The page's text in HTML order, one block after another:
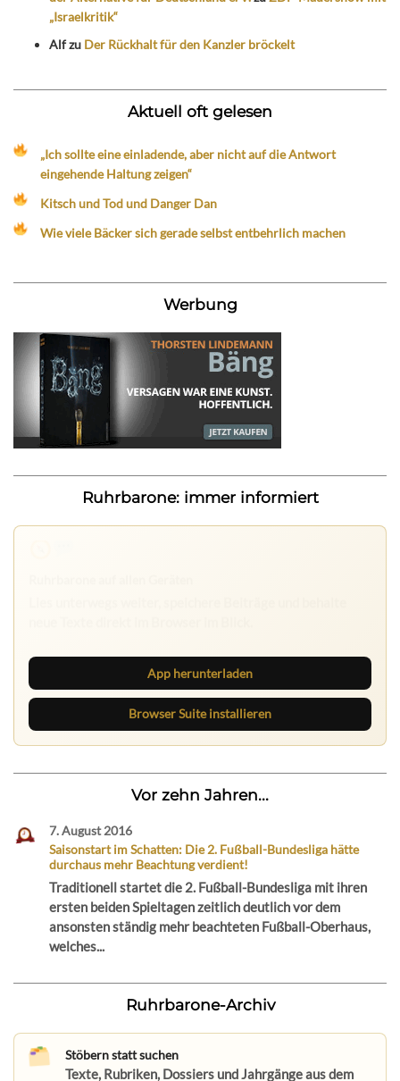
„Israelkritik“
Alfzu Der Rückhalt für den Kanzler bröckelt
Aktuell oft gelesen
„Ich sollte eine einladende, aber nicht auf die Antwort
eingehende Haltung zeigen“
Kitsch und Tod und Danger Dan
Wie viele Bäcker sich gerade selbst entbehrlich machen
Werbung
Ruhrbarone: immer informiert
App herunterladen
Browser Suite installieren
Vor zehn Jahren...
7. August 2016
Saisonstart im Schatten: Die 2. Fußball-Bundesliga hätte
durchaus mehr Beachtung verdient!
Traditionell startet die 2. Fußball-Bundesliga mit ihren
ersten beiden Spieltagen zeitlich deutlich vor dem
ansonsten ständig mehr beachteten Fußball-Oberhaus,
welches...
Ruhrbarone-Archiv
Stöbern statt suchen
Texte, Rubriken, Dossiers und Jahrgänge aus dem